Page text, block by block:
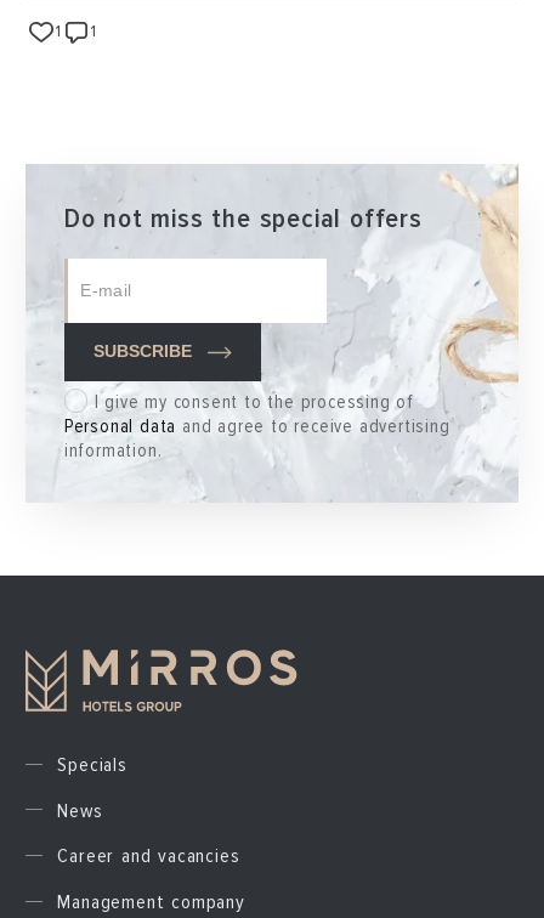
дополняет день на трассах. Катание днём тишина и
1 1
Do not miss the special offers
SUBSCRIBE
I give my consent to the processing of
Personal data and agree to receive advertising
information.
Specials
News
Career and vacancies
Management company